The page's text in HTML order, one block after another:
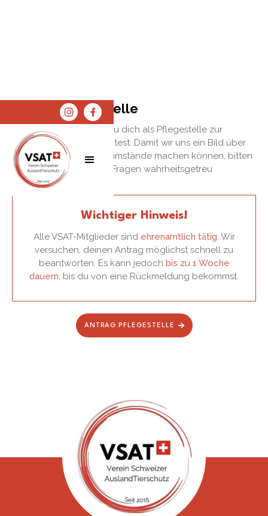
SPENDEN
SHOP
Antrag Pflegestelle
Herzlichen Dank, dass du dich als Pflegestelle zur
Verfügung stellen möchtest. Damit wir uns ein Bild über
dich und deine Lebensumstände machen können, bitten
wir dich, die folgenden Fragen wahrheitsgetreu
auszufüllen.
Wichtiger Hinweis!
Alle VSAT-Mitglieder sind ehrenamtlich tätig. Wir
versuchen, deinen Antrag möglichst schnell zu
beantworten. Es kann jedoch bis zu 1 Woche
dauern, bis du von eine Rückmeldung bekommst.
ANTRAG PFLEGESTELLE